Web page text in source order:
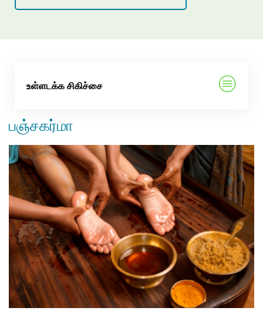
உள்ளடக்க சிகிச்சை
பஞ்சகர்மா